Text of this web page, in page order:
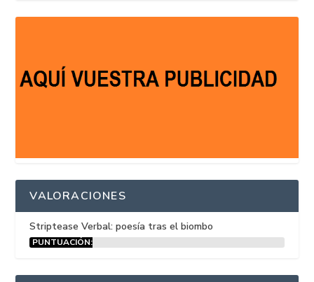
VALORACIONES
Striptease Verbal: poesía tras el biombo
PUNTUACIÓN: